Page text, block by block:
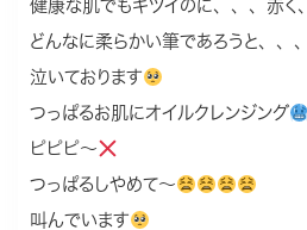
健康な肌でもキツイのに、、、赤く
どんなに柔らかい筆であろうと、、
泣いております
つっぱるお肌にオイルクレンジング
ピピピ〜
つっぱるしやめて〜
叫んでいます